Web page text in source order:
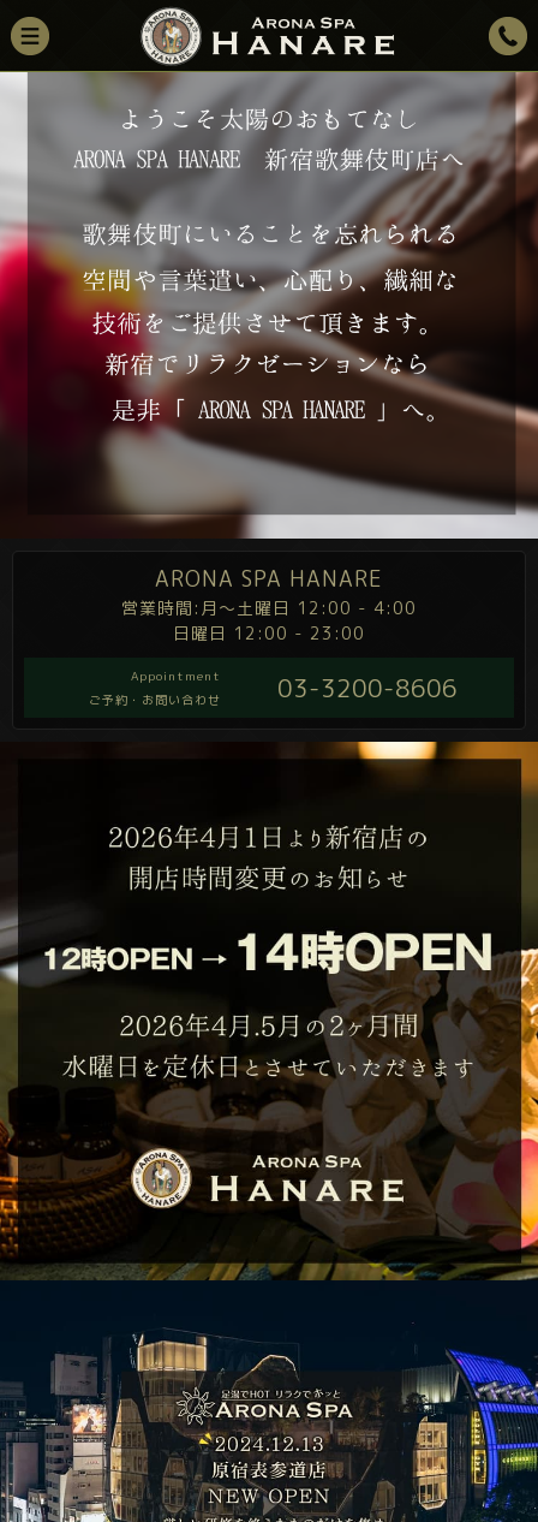
ARONA SPA HANARE
営業時間:月～土曜日 12:00 - 4:00
日曜日 12:00 - 23:00
Appointment
ご予約・お問い合わせ
03-3200-8606